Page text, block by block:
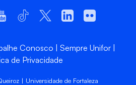
Conosco
Sempre Unifor
de Privacidade
| Universidade de Fortaleza